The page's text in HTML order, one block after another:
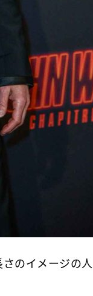
のイメージの人